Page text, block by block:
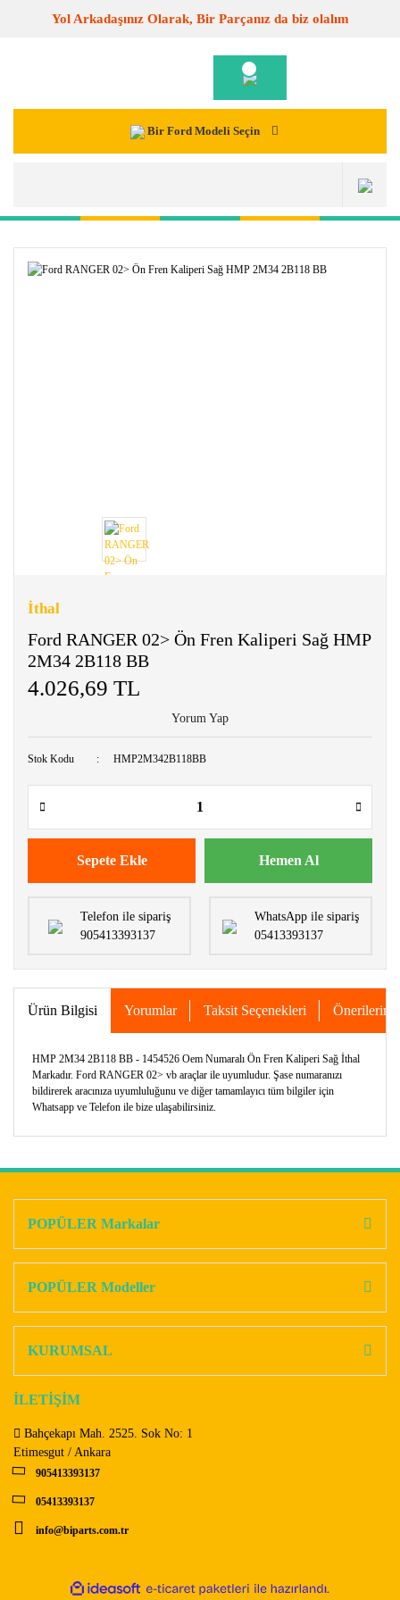
Yol Arkadaşınız Olarak, Bir Parçanız da biz olalım
Bir Ford Modeli Seçin
İthal
Ford RANGER 02> Ön Fren Kaliperi Sağ HMP
2M34 2B118 BB
4.026,69 TL
Yorum Yap
Stok Kodu HMP2M342B118BB
Sepete Ekle Hemen Al
Telefon ile sipariş
905413393137
WhatsApp ile sipariş
05413393137
Ürün Bilgisi Yorumlar Taksit Seçenekleri Önerileriniz
HMP 2M34 2B118 BB - 1454526 Oem Numaralı Ön Fren Kaliperi Sağ İthal
Markadır. Ford RANGER 02> vb araçlar ile uyumludur. Şase numaranızı
bildirerek aracınıza uyumluluğunu ve diğer tamamlayıcı tüm bilgiler için
Whatsapp ve Telefon ile bize ulaşabilirsiniz.
Ürün açıklamasında eksik bilgiler bulunuyor.
Bu ürüne benzer farklı alternatifler olmalı.
POPÜLER Markalar
POPÜLER Modeller
KURUMSAL
İLETİŞİM
Bahçekapı Mah. 2525. Sok No: 1
Etimesgut / Ankara
905413393137
05413393137
info@biparts.com.tr
ideasoft
e-